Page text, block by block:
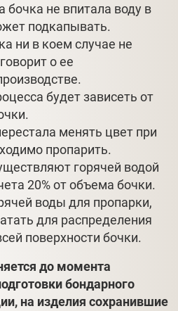
бочка не впитала воду в
подкапывать.
ни в коем случае не
о ее
будет зависеть от
менять цвет при
пропарить.
горячей водой
20% от объема бочки.
воды для пропарки,
для распределения
поверхности бочки.
до момента
бондарного
на изделия сохранившие